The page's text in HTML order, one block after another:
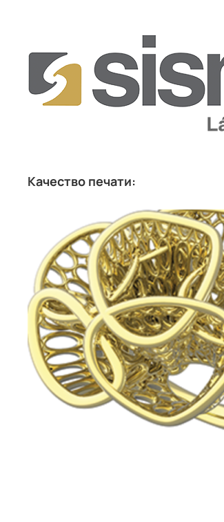
Качество печати: